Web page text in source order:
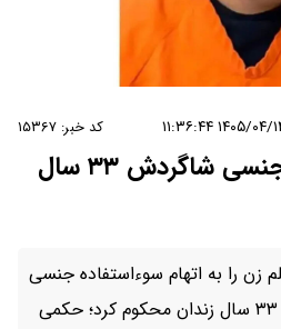
۰۴/۱۴ ۱۱:۳۶:۴۴ کد خبر: ۱۵۳۶۷
معلم زن بخاطر‌ آزار جنسی شاگردش ۳۳ سال
زن را به اتهام سوءاستفاده جنسی
از یکی از دانش‌آموزانش به ۳۳ سال زندان محکوم کرد؛ حکمی